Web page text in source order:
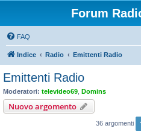
Forum
FAQ
Indice Radio Emittenti Radio
Emittenti Radio
Moderatori: televideo69 Domins
Nuovo argomento
36 argomenti